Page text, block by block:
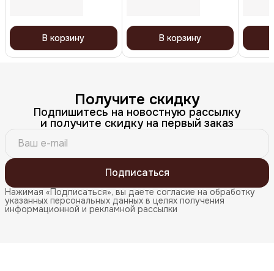
В корзину В корзину
Получите скидку
Подпишитесь на новостную рассылку
и получите скидку на первый заказ
Подписаться
Нажимая «Подписаться», вы даете согласие на обработку
указанных персональных данных в целях получения
информационной и рекламной рассылки